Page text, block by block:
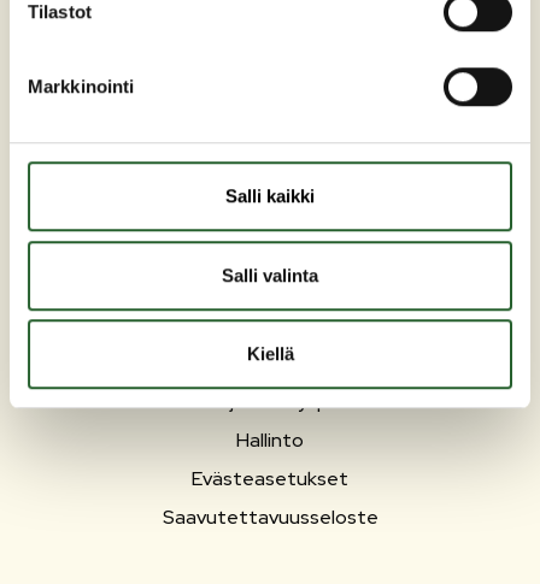
Tilastot
Markkinointi
Salli kaikki
Salli valinta
Kiellä
PUOLANKA
Asuminen ja ympäristö
Liikunta ja vapaa-aika
Matkailu
Varhaiskasvatus ja opetus
Työ ja elinkeinot
Sosiaali- ja terveyspalvelut
Hallinto
Evästeasetukset
Saavutettavuusseloste